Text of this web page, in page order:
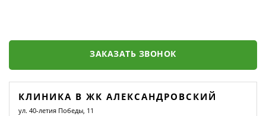
ЗАКАЗАТЬ ЗВОНОК
КЛИНИКА В ЖК АЛЕКСАНДРОВСКИЙ
ул. 40-летия Победы, 11